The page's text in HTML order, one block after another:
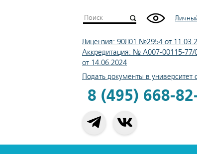
Лицензия: 90Л01 №2954 от
Аккредитация: № А007-00115-77/
от 14.06.2024
Подать документы в университет
8 (495) 668-